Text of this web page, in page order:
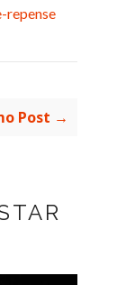
repense
Post →